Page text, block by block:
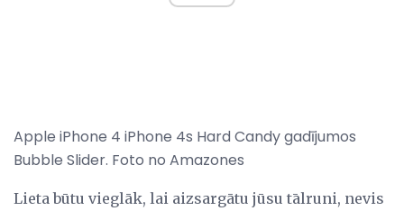
Apple iPhone 4 iPhone 4s Hard Candy gadījumos
Bubble Slider. Foto no Amazones
Lieta būtu vieglāk, lai aizsargātu jūsu tālruni, nevis